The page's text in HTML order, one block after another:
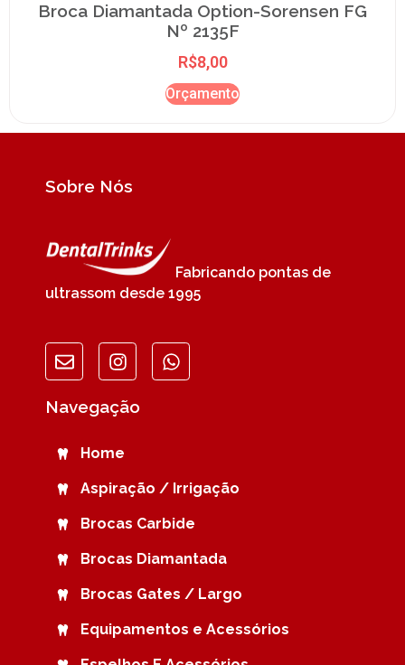
Broca Diamantada Option-Sorensen FG
Nº 2135F
R$8,00
Orçamento
Sobre Nós
Fabricando pontas de
ultrassom desde 1995
Navegação
Home
Aspiração / Irrigação
Brocas Carbide
Brocas Diamantada
Brocas Gates / Largo
Equipamentos e Acessórios